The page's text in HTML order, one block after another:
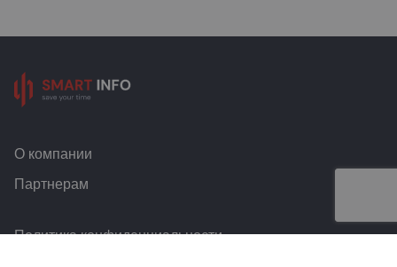
О компании
Партнерам
Политика конфиденциальности